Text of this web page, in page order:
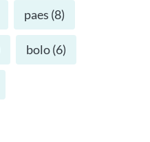
paes (8)
bolo(6)